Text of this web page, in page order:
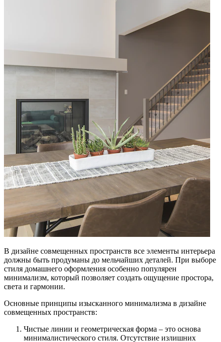
В дизайне совмещенных пространств все элементы интерьера
должны быть продуманы до мельчайших деталей. При выборе
стиля домашнего оформления особенно популярен
минимализм, который позволяет создать ощущение простора,
света и гармонии.
Основные принципы изысканного минимализма в дизайне
совмещенных пространств:
Чистые линии и геометрическая форма – это основа
минималистического стиля. Отсутствие излишних